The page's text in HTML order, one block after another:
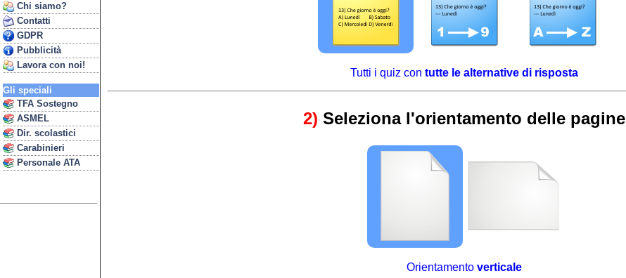
Chi siamo?
Contatti
GDPR
Pubblicità
Lavora con noi!
Gli speciali
TFA Sostegno
ASMEL
Dir. scolastici
Carabinieri
Personale ATA
Tutti i quiz con tutte le alternative di risposta
2) Seleziona l'orientamento delle pagine
Orientamento verticale